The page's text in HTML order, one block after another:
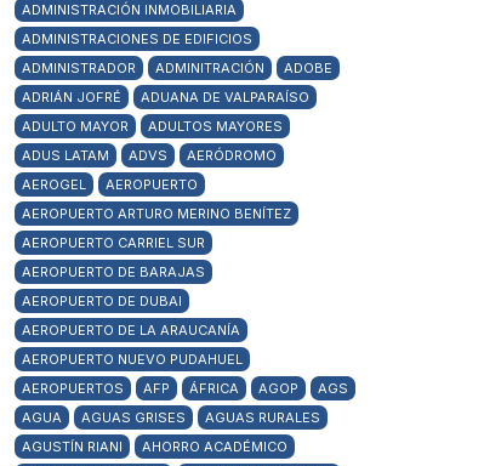
ADMINISTRACIÓN INMOBILIARIA
ADMINISTRACIONES DE EDIFICIOS
ADMINISTRADOR
ADMINITRACIÓN
ADOBE
ADRIÁN JOFRÉ
ADUANA DE VALPARAÍSO
ADULTO MAYOR
ADULTOS MAYORES
ADUS LATAM
ADVS
AERÓDROMO
AEROGEL
AEROPUERTO
AEROPUERTO ARTURO MERINO BENÍTEZ
AEROPUERTO CARRIEL SUR
AEROPUERTO DE BARAJAS
AEROPUERTO DE DUBAI
AEROPUERTO DE LA ARAUCANÍA
AEROPUERTO NUEVO PUDAHUEL
AEROPUERTOS
AFP ÁFRICA AGOP
AGS
AGUA
AGUAS GRISES
AGUAS RURALES
AGUSTÍN RIANI
AHORRO ACADÉMICO